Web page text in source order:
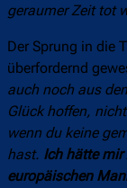
geraumer Zeit tot
Der Sprung in die
überfordernd
auch noch aus
Glück hoffen,
wenn du keine
hast. Ich hätte mir
europäischen